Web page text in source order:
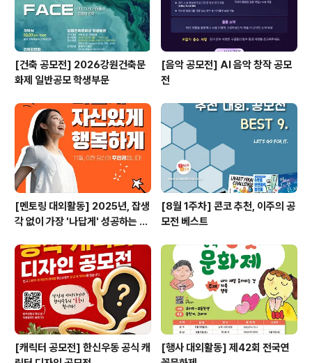
[건축 공모전] 2026강원건축문
화제 일반공모 학생부문
[음악 공모전] AI 음악 창작 공모
전
[멘토링 대외활동] 2025년, 잡생
각 없이 가장 '나답게' 성공하는 법
[8월 1주차] 콘코 추천, 이주의 공
모전 베스트
[캐릭터 공모전] 한신우동 공식 캐
[행사 대외활동] 제42회 전국연